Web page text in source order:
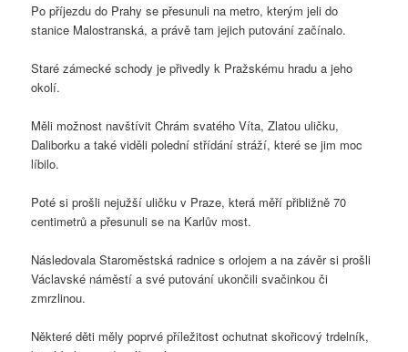
Po příjezdu do Prahy se přesunuli na metro, kterým jeli do
stanice Malostranská, a právě tam jejich putování začínalo.
Staré zámecké schody je přivedly k Pražskému hradu a jeho
okolí.
Měli možnost navštívit Chrám svatého Víta, Zlatou uličku,
Daliborku a také viděli polední střídání stráží, které se jim moc
líbilo.
Poté si prošli nejužší uličku v Praze, která měří přibližně 70
centimetrů a přesunuli se na Karlův most.
Následovala Staroměstská radnice s orlojem a na závěr si prošli
Václavské náměstí a své putování ukončili svačinkou či
zmrzlinou.
Některé děti měly poprvé příležitost ochutnat skořicový trdelník,